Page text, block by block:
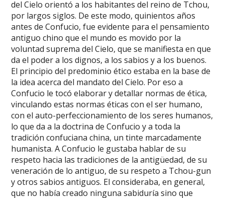
del Cielo orientó a los habitantes del reino de Tchou,
por largos siglos. De este modo, quinientos años
antes de Confucio, fue evidente para el pensamiento
antiguo chino que el mundo es movido por la
voluntad suprema del Cielo, que se manifiesta en que
da el poder a los dignos, a los sabios y a los buenos.
El principio del predominio ético estaba en la base de
la idea acerca del mandato del Cielo. Por eso a
Confucio le tocó elaborar y detallar normas de ética,
vinculando estas normas éticas con el ser humano,
con el auto-perfeccionamiento de los seres humanos,
lo que da a la doctrina de Confucio y a toda la
tradición confuciana china, un tinte marcadamente
humanista. A Confucio le gustaba hablar de su
respeto hacia las tradiciones de la antigüedad, de su
veneración de lo antiguo, de su respeto a Tchou-gun
y otros sabios antiguos. El consideraba, en general,
que no había creado ninguna sabiduría sino que